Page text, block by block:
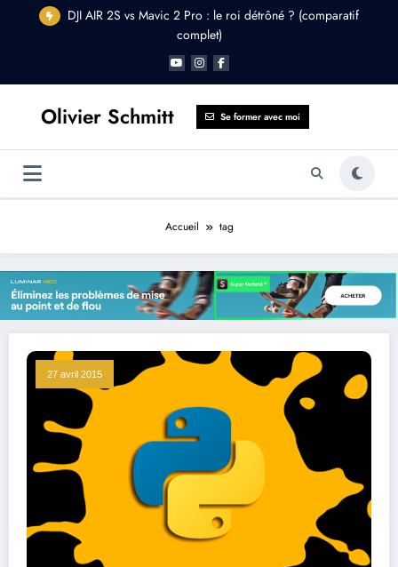
DJI AIR 2S vs Mavic 2 Pro : le roi détrôné ? (comparatif
complet)
Olivier Schmitt Se former avec moi
Accueil tag
27 avril 2015